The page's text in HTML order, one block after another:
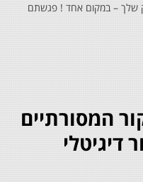
שלך – במקום אחד ! פגשתם
המסורתיים
דיגיטלי